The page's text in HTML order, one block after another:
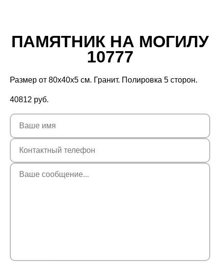
ПАМЯТНИК НА МОГИЛУ
10777
Размер от 80х40х5 см. Гранит. Полировка 5 сторон.
40812 руб.